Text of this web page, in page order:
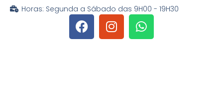
Horas: Segunda a Sábado das 9H00 - 19H30